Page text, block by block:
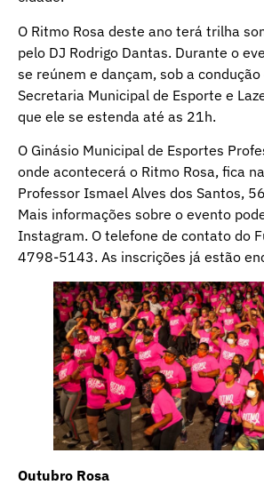
O Ritmo Rosa deste ano terá trilha
pelo DJ Rodrigo Dantas. Durante o
se reúnem e dançam, sob a
Secretaria Municipal de Esporte e
que ele se estenda até as 21h.
O Ginásio Municipal de Esportes
onde acontecerá o Ritmo Rosa, fica
Professor Ismael Alves dos Santos,
Mais informações sobre o evento
Instagram. O telefone de contato do
4798-5143. As inscrições já estão
Outubro Rosa